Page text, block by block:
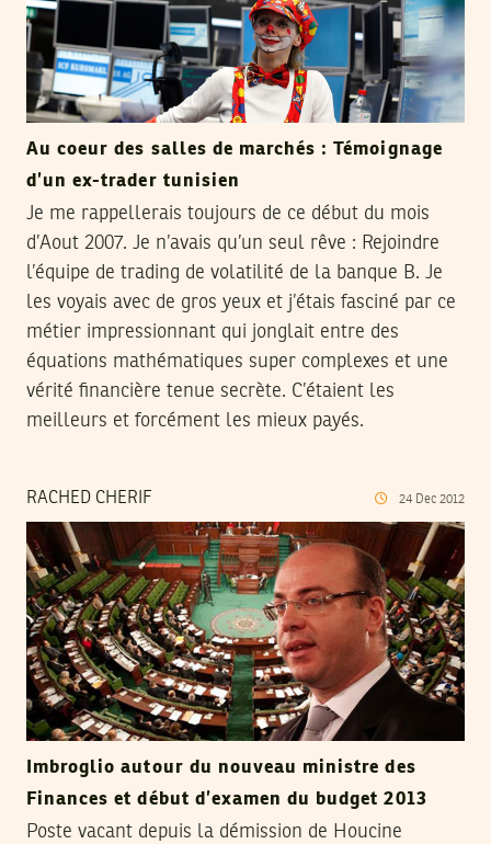
Au coeur des salles de marchés : Témoignage
d’un ex-trader tunisien
Je me rappellerais toujours de ce début du mois
d’Aout 2007. Je n’avais qu’un seul rêve : Rejoindre
l’équipe de trading de volatilité de la banque B. Je
les voyais avec de gros yeux et j’étais fasciné par ce
métier impressionnant qui jonglait entre des
équations mathématiques super complexes et une
vérité financière tenue secrète. C’étaient les
meilleurs et forcément les mieux payés.
RACHED CHERIF 24 Dec 2012
Imbroglio autour du nouveau ministre des
Finances et début d’examen du budget 2013
Poste vacant depuis la démission de Houcine